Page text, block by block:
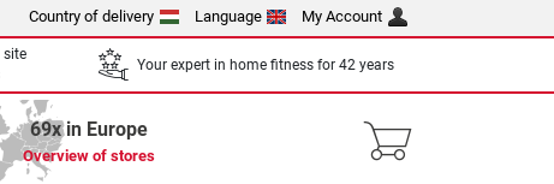
Country of delivery Language My Account
site
Your expert in home fitness for 42 years
69x in Europe
Overview of stores